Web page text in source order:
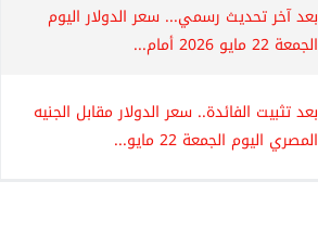
بعد آخر تحديث رسمي... سعر الدولار اليوم
الجمعة 22 مايو 2026 أمام...
بعد تثبيت الفائدة.. سعر الدولار مقابل الجنيه
المصري اليوم الجمعة 22 مايو...